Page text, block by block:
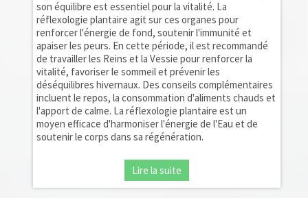
son équilibre est essentiel pour la vitalité. La
réflexologie plantaire agit sur ces organes pour
renforcer l'énergie de fond, soutenir l'immunité et
apaiser les peurs. En cette période, il est recommandé
de travailler les Reins et la Vessie pour renforcer la
vitalité, favoriser le sommeil et prévenir les
déséquilibres hivernaux. Des conseils complémentaires
incluent le repos, la consommation d'aliments chauds et
l'apport de calme. La réflexologie plantaire est un
moyen efficace d'harmoniser l'énergie de l'Eau et de
soutenir le corps dans sa régénération.
Lire la suite